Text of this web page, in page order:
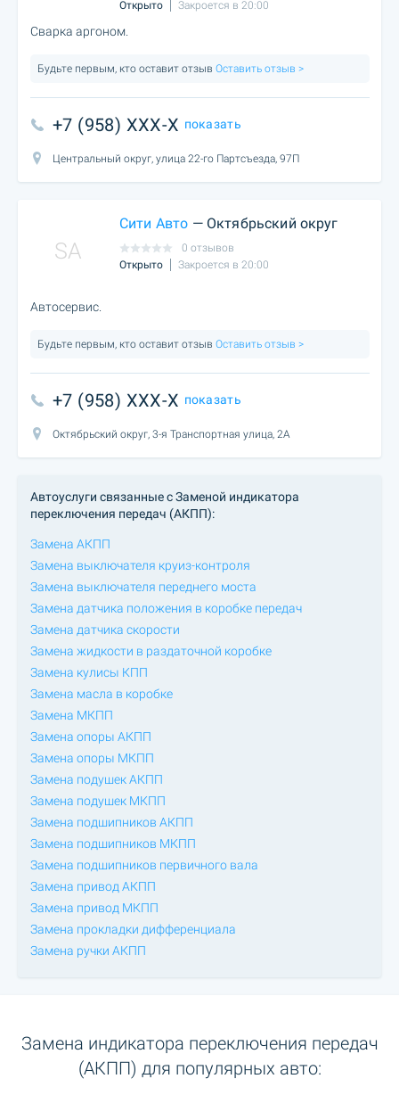
Открыто Закроется в 20:00
Сварка аргоном.
Будьте первым, кто оставит отзыв Оставить отзыв >
+7 (958) XXX-X показать
Центральный округ, улица 22-го Партсъезда, 97П
SA
Сити Авто — Октябрьский округ
0 отзывов
Открыто
Закроется в 20:00
Автосервис.
Будьте первым, кто оставит отзыв Оставить отзыв >
+7 (958) XXX-X показать
Октябрьский округ, 3-я Транспортная улица, 2А
Автоуслуги связанные с Заменой индикатора
переключения передач (АКПП):
Замена АКПП
Замена выключателя круиз-контроля
Замена выключателя переднего моста
Замена датчика положения в коробке передач
Замена датчика скорости
Замена жидкости в раздаточной коробке
Замена кулисы КПП
Замена масла в коробке
Замена МКПП
Замена опоры АКПП
Замена опоры МКПП
Замена подушек АКПП
Замена подушек МКПП
Замена подшипников АКПП
Замена подшипников МКПП
Замена подшипников первичного вала
Замена привод АКПП
Замена привод МКПП
Замена прокладки дифференциала
Замена ручки АКПП
Замена индикатора переключения передач
(АКПП) для популярных авто: